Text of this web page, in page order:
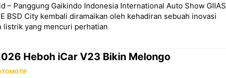
– Panggung Gaikindo Indonesia International Auto Show GIIAS
BSD City kembali diramaikan oleh kehadiran sebuah inovasi
listrik yang mencuri perhatian
Heboh iCar V23 Bikin Melongo